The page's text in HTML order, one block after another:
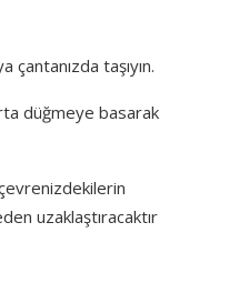
çantanızda taşıyın.
düğmeye basarak
uzaklaştıracaktır